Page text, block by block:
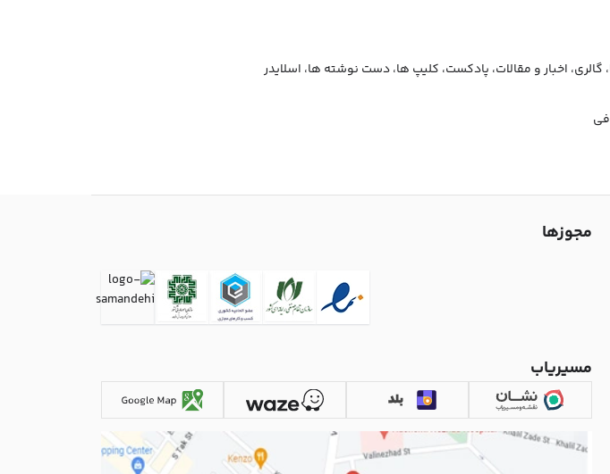
اخبار و مقالات، پادکست، کلیپ ها، دست نوشته ها، اسلایدر
مجوزها
مسیریاب